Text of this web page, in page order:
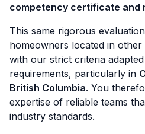
competency certificate and
This same rigorous
homeowners located in other
with our strict criteria
requirements, particularly in
British Columbia. You
expertise of reliable teams
industry standards.